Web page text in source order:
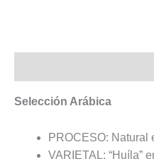
Selección Arábica
PROCESO: Natural
VARIETAL: “Huíla”